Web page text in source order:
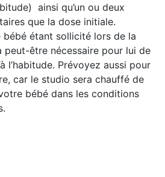
ainsi qu’un ou deux
que la dose initiale.
étant sollicité lors de la
peut-être nécessaire pour lui de
l’habitude. Prévoyez aussi pour
car le studio sera chauffé de
bébé dans les conditions